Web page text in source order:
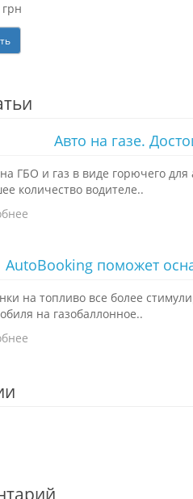
Авто на газе.
ГБО и газ в виде горючего
количество водителе..
AutoBooking поможет
на топливо все более
на газобаллонное..